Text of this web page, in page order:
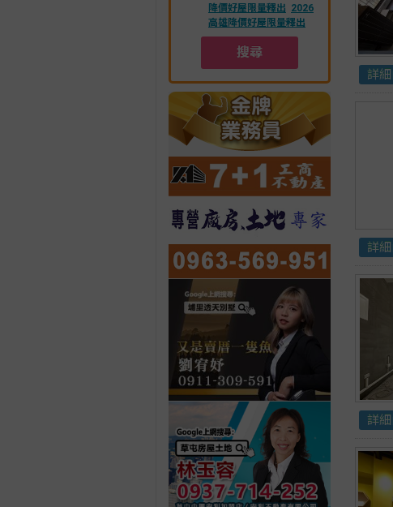
降價好屋限量釋出 2026
高雄降價好屋限量釋出
搜尋
詳
詳
詳